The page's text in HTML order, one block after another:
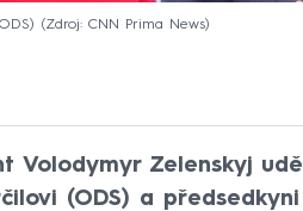
Zdroj: CNN Prima News
Volodymyr Zelenskyj
(ODS) a